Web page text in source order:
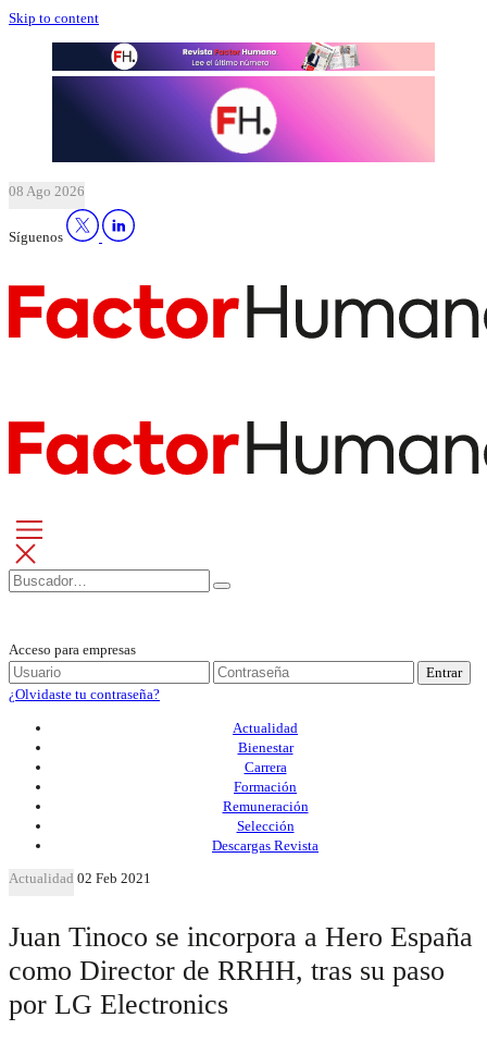
Skip to content
08 Ago 2026
Síguenos
Acceso para empresas
Entrar
¿Olvidaste tu contraseña?
Actualidad
Bienestar
Carrera
Formación
Remuneración
Selección
Descargas Revista
Actualidad 02 Feb 2021
Juan Tinoco se incorpora a Hero España
como Director de RRHH, tras su paso
por LG Electronics